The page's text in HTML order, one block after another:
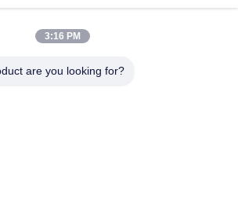
Σκληραίνοντας
3:16 PM
are you looking for?